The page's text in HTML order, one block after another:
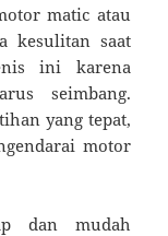
matic atau
kesulitan saat
ini karena
seimbang.
yang tepat,
motor
dan mudah